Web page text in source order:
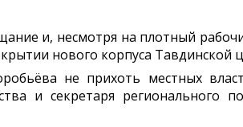
и, несмотря на плотный
нового корпуса
не прихоть местных
и секретаря регионального